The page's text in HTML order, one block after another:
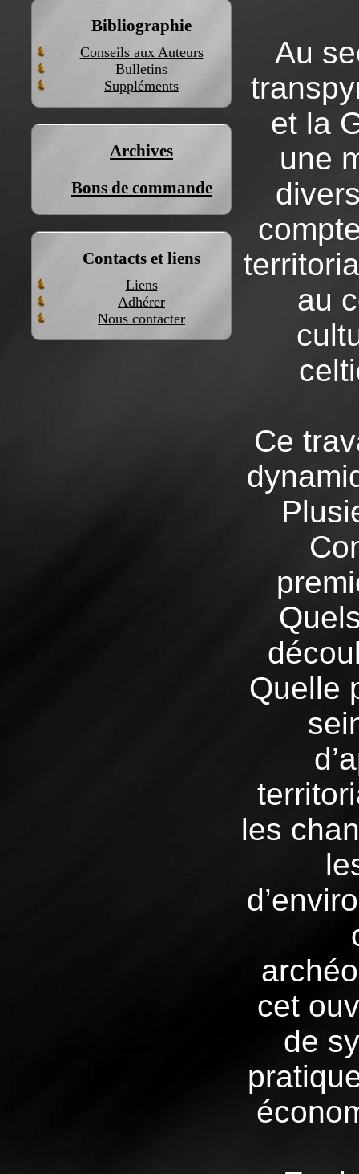
Bibliographie
Conseils aux Auteurs
Bulletins
Suppléments
Archives
Bons de commande
Contacts et liens
Liens
Adhérer
Nous contacter
Au
et la
une
au
Ce
Quelle
les
cet
de